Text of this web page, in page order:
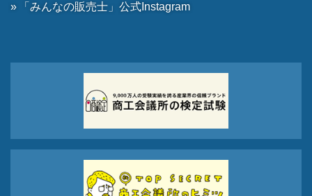
「みんなの販売士」公式Instagram